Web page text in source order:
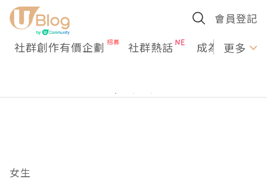
會員登記
社群創作有價企劃 社群熱話 成為U更多
女生